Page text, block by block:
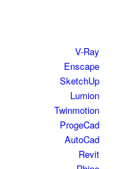
V-Ray
Enscape
SketchUp
Lumion
Twinmotion
ProgeCad
AutoCad
Revit